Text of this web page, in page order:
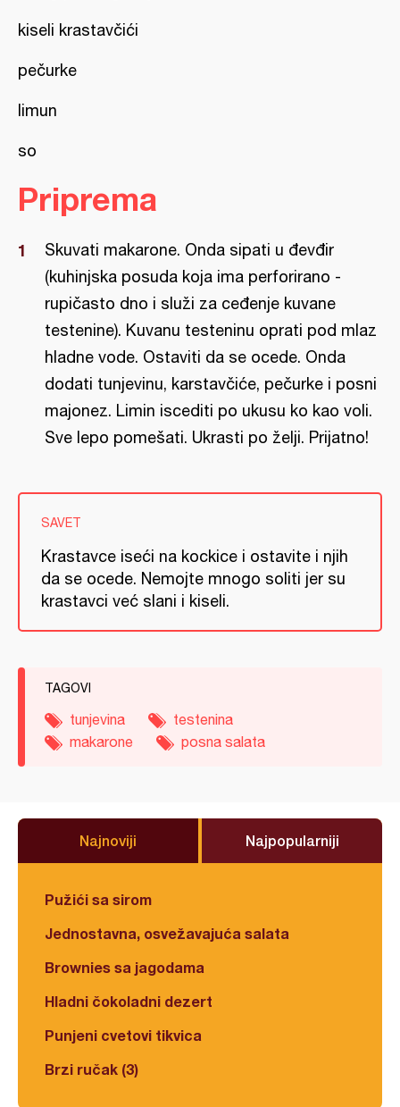
kiseli krastavčići
pečurke
limun
so
Priprema
Skuvati makarone. Onda sipati u đevđir
(kuhinjska posuda koja ima perforirano -
rupičasto dno i služi za ceđenje kuvane
testenine). Kuvanu testeninu oprati pod mlaz
hladne vode. Ostaviti da se ocede. Onda
dodati tunjevinu, karstavčiće, pečurke i posni
majonez. Limin iscediti po ukusu ko kao voli.
Sve lepo pomešati. Ukrasti po želji. Prijatno!
SAVET
Krastavce iseći na kockice i ostavite i njih
da se ocede. Nemojte mnogo soliti jer su
krastavci već slani i kiseli.
TAGOVI
tunjevina
testenina
makarone
posna salata
Najnoviji Najpopularniji
Pužići sa sirom
Jednostavna, osvežavajuća salata
Brownies sa jagodama
Hladni čokoladni dezert
Punjeni cvetovi tikvica
Brzi ručak (3)